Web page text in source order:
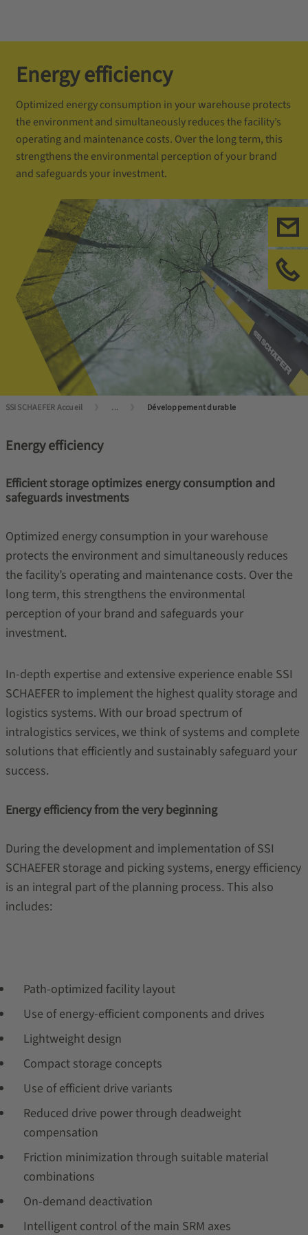
Energy efficiency
Optimized energy consumption in your warehouse protects
the environment and simultaneously reduces the facility’s
operating and maintenance costs. Over the long term, this
strengthens the environmental perception of your brand
and safeguards your investment.
SSI SCHAEFER Accueil ... Développement durable
Energy efficiency
Efficient storage optimizes energy consumption and
safeguards investments
Optimized energy consumption in your warehouse
protects the environment and simultaneously reduces
the facility’s operating and maintenance costs. Over the
long term, this strengthens the environmental
perception of your brand and safeguards your
investment.
In-depth expertise and extensive experience enable SSI
SCHAEFER to implement the highest quality storage and
logistics systems. With our broad spectrum of
intralogistics services, we think of systems and complete
solutions that efficiently and sustainably safeguard your
success.
Energy efficiency from the very beginning
During the development and implementation of SSI
SCHAEFER storage and picking systems, energy efficiency
is an integral part of the planning process. This also
includes:
Path-optimized facility layout
Use of energy-efficient components and drives
Lightweight design
Compact storage concepts
Use of efficient drive variants
Reduced drive power through deadweight
compensation
Friction minimization through suitable material
combinations
On-demand deactivation
Intelligent control of the main SRM axes